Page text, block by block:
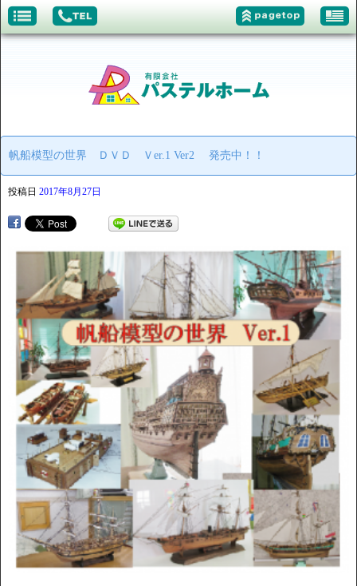
帆船模型の世界 ＤＶＤ Ｖer.1 Ver2 発売中！！
投稿日 2017年8月27日